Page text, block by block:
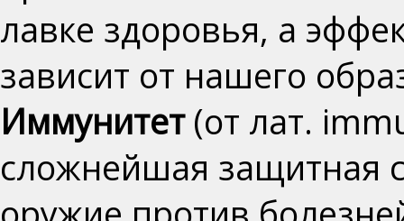
лавке здоровья, а
зависит от нашего
Иммунитет(от лат.
сложнейшая защитная